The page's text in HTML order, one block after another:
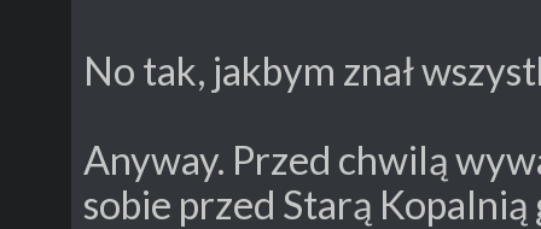
No tak, jakbym znał
Anyway. Przed chwilą
sobie przed Starą